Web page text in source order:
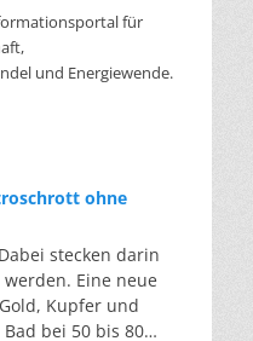
für
und Energiewende.
ohne
stecken darin
Eine neue
Kupfer und
bei 50 bis 80